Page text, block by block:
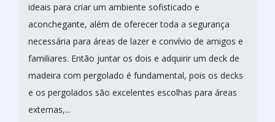
ideais para criar um ambiente sofisticado e
aconchegante, além de oferecer toda a segurança
necessária para áreas de lazer e convívio de amigos e
familiares. Então juntar os dois e adquirir um deck de
madeira com pergolado é fundamental, pois os decks
e os pergolados são excelentes escolhas para áreas
externas,...